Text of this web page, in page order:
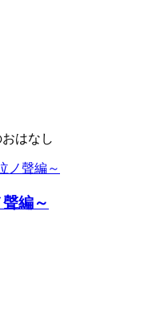
はなし
編～